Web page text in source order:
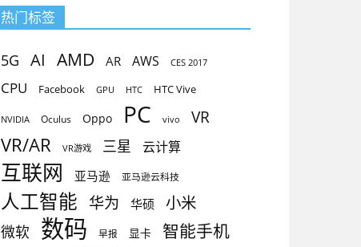
热门标签
5G AI AMD AR AWS CES 2017
CPU Facebook GPU HTC HTC Vive
NVIDIA Oculus Oppo PC vivo VR
VR/AR VR游戏 三星 云计算
互联网 亚马逊 亚马逊云科技
人工智能 华为 华硕 小米
微软 数码 早报 显卡 智能手机